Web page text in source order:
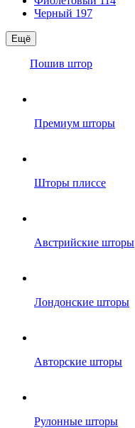
Черный 197
Ещё
Пошив штор
Премиум шторы
Шторы плиссе
Австрийские шторы
Лондонские шторы
Авторские шторы
Рулонные шторы